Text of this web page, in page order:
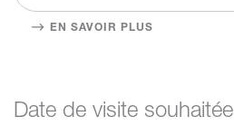
EN SAVOIR PLUS
Date de visite souhaitée